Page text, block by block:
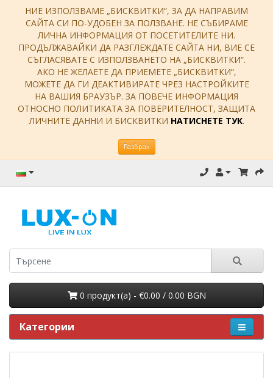
НИЕ ИЗПОЛЗВАМЕ „БИСКВИТКИ“, ЗА ДА НАПРАВИМ
САЙТА СИ ПО-УДОБЕН ЗА ПОЛЗВАНЕ. НЕ СЪБИРАМЕ
ЛИЧНА ИНФОРМАЦИЯ ОТ ПОСЕТИТЕЛИТЕ НИ.
ПРОДЪЛЖАВАЙКИ ДА РАЗГЛЕЖДАТЕ САЙТА НИ, ВИЕ СЕ
СЪГЛАСЯВАТЕ С ИЗПОЛЗВАНЕТО НА „БИСКВИТКИ“.
АКО НЕ ЖЕЛАЕТЕ ДА ПРИЕМЕТЕ „БИСКВИТКИ“,
МОЖЕТЕ ДА ГИ ДЕАКТИВИРАТЕ ЧРЕЗ НАСТРОЙКИТЕ
НА ВАШИЯ БРАУЗЪР. ЗА ПОВЕЧЕ ИНФОРМАЦИЯ
ОТНОСНО ПОЛИТИКАТА ЗА ПОВЕРИТЕЛНОСТ, ЗАЩИТА
ЛИЧНИТЕ ДАННИ И БИСКВИТКИ НАТИСНЕТЕ ТУК.
Разбрах
0 продукт(a) - €0.00 / 0.00 BGN
Категории